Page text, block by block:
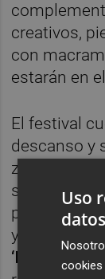
creativos,
con
estarán en
El festival
descanso y
zona de
siguiendo
pequeño”,
y niñas su
‘bajito’
a la
Uso
datos